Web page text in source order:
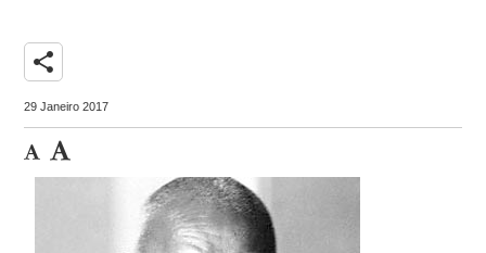
share
29 Janeiro 2017